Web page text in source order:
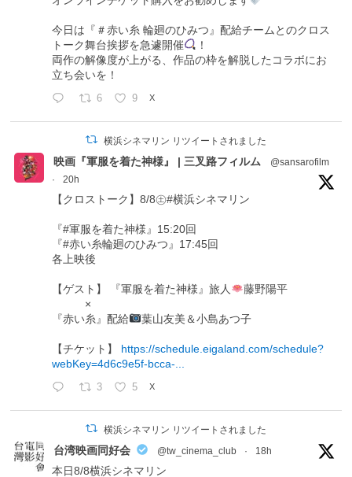
今日は『＃赤い糸 輪廻のひみつ』配給チームとのクロス
トーク舞台挨拶を急遽開催
！
両作の解像度が上がる、作品の枠を解脱したコラボにお
立ち会いを！
6 9 X
横浜シネマリン リツイートされました
映画『軍服を着た神様』 | 三叉路フィルム
@sansarofilm
·
20h
【クロストーク】8/8㊏#横浜シネマリン
『#軍服を着た神様』15:20回
『#赤い糸輪廻のひみつ』17:45回
各上映後
【ゲスト】 『軍服を着た神様』旅人
藤野陽平
×
『赤い糸』配給
葉山友美＆小島あつ子
【チケット】 https://schedule.eigaland.com/schedule?
webKey=4d6c9e5f-bcca-...
3 5 X
横浜シネマリン リツイートされました
台湾映画同好会 @tw_cinema_club · 18h
本日8/8横浜シネマリン